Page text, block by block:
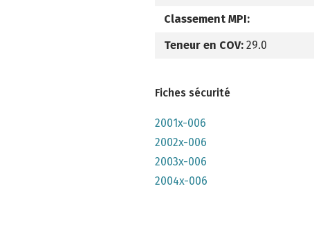
Classement MPI:
Teneur en COV: 29.0
Fiches sécurité
2001x-006
2002x-006
2003x-006
2004x-006